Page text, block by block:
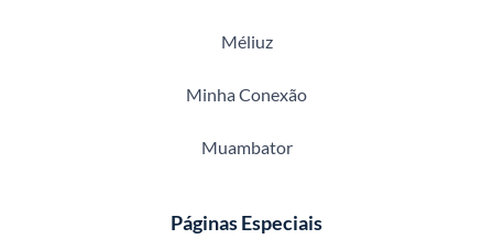
Méliuz
Minha Conexão
Muambator
Páginas Especiais